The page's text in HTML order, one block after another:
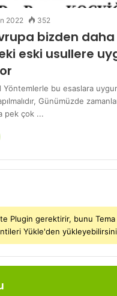
2022 352
bizden daha
eski usullere
Yöntemlerle bu esaslara
Günümüzde
pek çok ...
Plugin gerektirir, bunu Tema
Yükle'den